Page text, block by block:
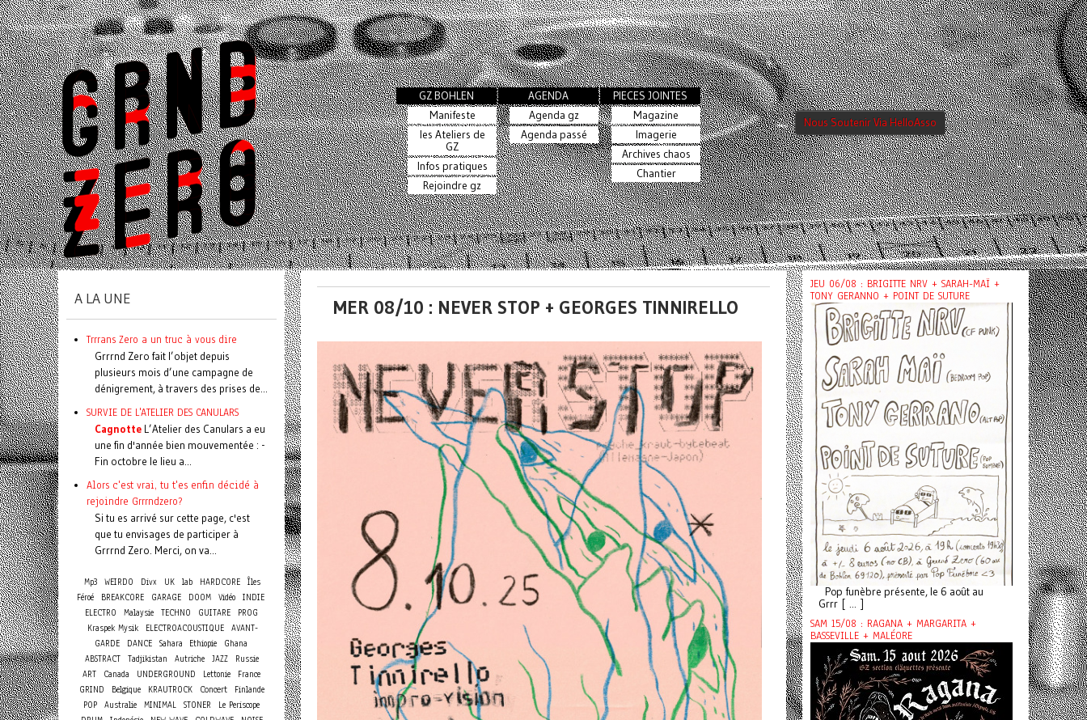
GZ BOHLEN
Manifeste
les Ateliers de
GZ
Infos pratiques
Rejoindre gz
AGENDA
Agenda gz
Agenda passé
PIECES JOINTES
Magazine
Imagerie
Archives chaos
Chantier
Nous Soutenir Via HelloAsso
MER 08/10 : NEVER STOP + GEORGES TINNIRELLO
A LA UNE
Trrrans Zero a un truc à vous dire
Grrrnd Zero fait l’objet depuis
plusieurs mois d’une campagne de
dénigrement, à travers des prises de...
SURVIE DE L'ATELIER DES CANULARS
Cagnotte L’Atelier des Canulars a eu
une fin d'année bien mouvementée : -
Fin octobre le lieu a...
Alors c'est vrai, tu t'es enfin décidé à
rejoindre Grrrndzero?
Si tu es arrivé sur cette page, c'est
que tu envisages de participer à
Grrrnd Zero. Merci, on va...
Mp3 WEIRDO Divx UK lab HARDCORE Îles
Féroé
BREAKCORE GARAGE DOOM Vidéo INDIE
ELECTRO
Malaysie TECHNO GUITARE
PROG
Kraspek Mysik
ELECTROACOUSTIQUE
AVANT-
GARDE
DANCE Sahara Ethiopie
Ghana
ABSTRACT
Tadjikistan Autriche JAZZ
Russie
ART
Canada UNDERGROUND Lettonie
France
GRIND
Belgique KRAUTROCK Concert
Finlande
POP Australie MINIMAL STONER
Le Periscope
JEU 06/08 : BRIGITTE NRV + SARAH-MAÏ +
TONY GERANNO + POINT DE SUTURE
Pop funèbre présente, le 6 août au
Grrr [ ... ]
SAM 15/08 : RAGANA + MARGARITA +
BASSEVILLE + MALÉORE